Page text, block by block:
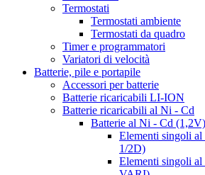
Termostati
Termostati ambiente
Termostati da quadro
Timer e programmatori
Variatori di velocità
Batterie, pile e portapile
Accessori per batterie
Batterie ricaricabili LI-ION
Batterie ricaricabili al Ni - Cd
Batterie al Ni - Cd
Elementi singoli
1/2D)
Elementi singoli